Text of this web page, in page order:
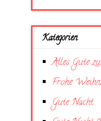
Kategorien
Alles Gute
Frohe
Gute Nacht